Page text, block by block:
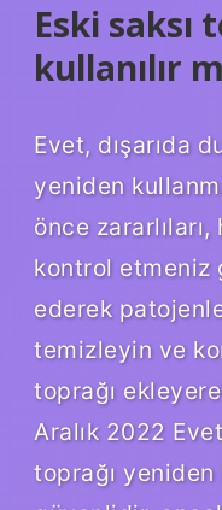
Eski saksı
kullanılır
Evet, dışarıda
yeniden
önce
kontrol etmeniz
ederek
temizleyin ve
toprağı
Aralık 2022
toprağı